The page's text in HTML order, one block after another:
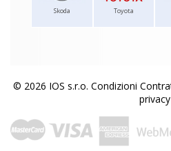
Skoda Toyota
© 2026 IOS s.r.o. Condizioni
privacy